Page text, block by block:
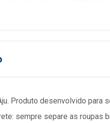
Produto desenvolvido para
sempre separe as roupas